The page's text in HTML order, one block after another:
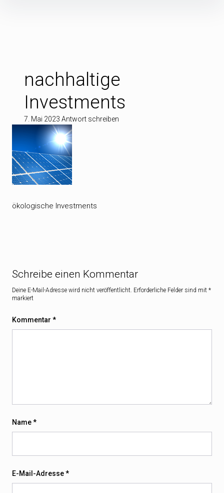
nachhaltige
Investments
7. Mai 2023 Antwort schreiben
ökologische Investments
Schreibe einen Kommentar
Deine E-Mail-Adresse wird nicht veröffentlicht. Erforderliche Felder sind mit *
markiert
Kommentar *
Name*
E-Mail-Adresse*